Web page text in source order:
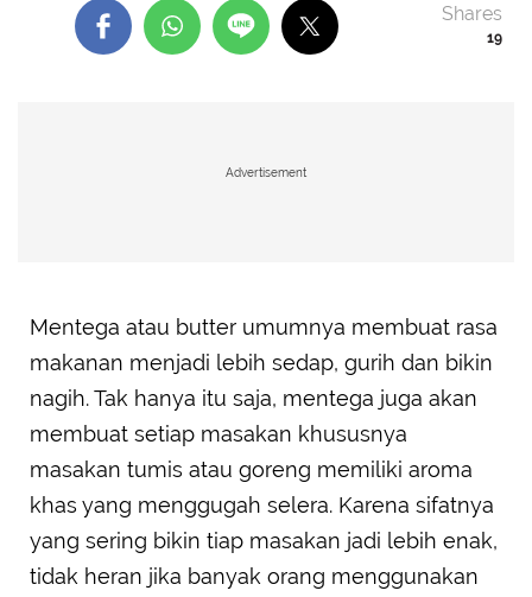
19
Shares
Advertisement
Mentega atau butter umumnya membuat rasa
makanan menjadi lebih sedap, gurih dan bikin
nagih. Tak hanya itu saja, mentega juga akan
membuat setiap masakan khususnya
masakan tumis atau goreng memiliki aroma
khas yang menggugah selera. Karena sifatnya
yang sering bikin tiap masakan jadi lebih enak,
tidak heran jika banyak orang menggunakan